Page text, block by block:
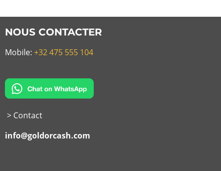
NOUS CONTACTER
Mobile: +32 475 555 104
> Contact
info@goldorcash.com